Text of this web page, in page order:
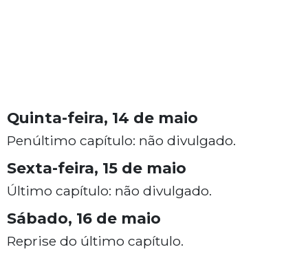
Quinta-feira, 14 de maio
Penúltimo capítulo: não divulgado.
Sexta-feira, 15 de maio
Último capítulo: não divulgado.
Sábado, 16 de maio
Reprise do último capítulo.